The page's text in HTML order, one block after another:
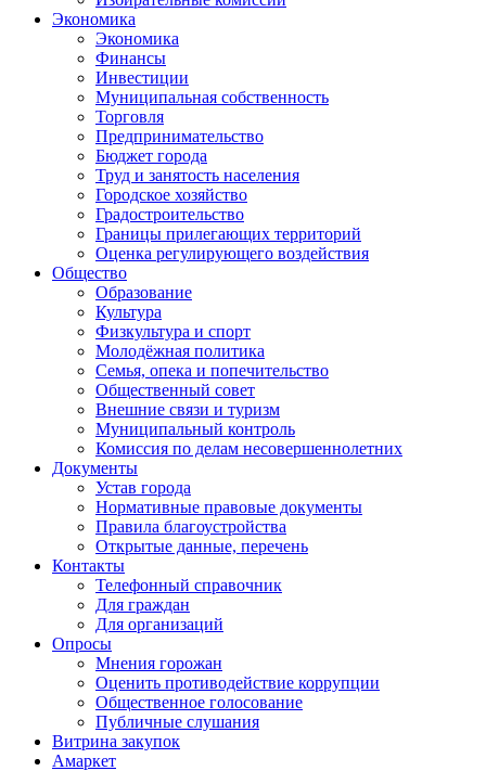
Экономика
Экономика
Финансы
Инвестиции
Муниципальная собственность
Торговля
Предпринимательство
Бюджет города
Труд и занятость населения
Городское хозяйство
Градостроительство
Границы прилегающих территорий
Оценка регулирующего воздействия
Общество
Образование
Культура
Физкультура и спорт
Молодёжная политика
Семья, опека и попечительство
Общественный совет
Внешние связи и туризм
Муниципальный контроль
Комиссия по делам несовершеннолетних
Документы
Устав города
Нормативные правовые документы
Правила благоустройства
Открытые данные, перечень
Контакты
Телефонный справочник
Для граждан
Для организаций
Опросы
Мнения горожан
Оценить противодействие коррупции
Общественное голосование
Публичные слушания
Витрина закупок
Амаркет